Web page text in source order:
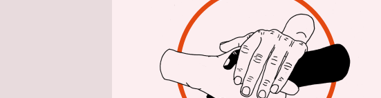
gegen den AfD-
auch der KZ-
Sachsenhausen
der auch von Frank
Leibniz-Zentrums für